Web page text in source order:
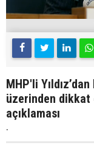
MHP'li
üzerinden dikkat
açıklaması
.